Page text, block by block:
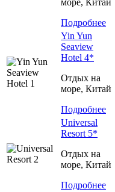
Подробнее
Yin Yun
Seaview
Hotel 4*
Отдых на
море, Китай
Подробнее
Universal
Resort 5*
Отдых на
море, Китай
Подробнее